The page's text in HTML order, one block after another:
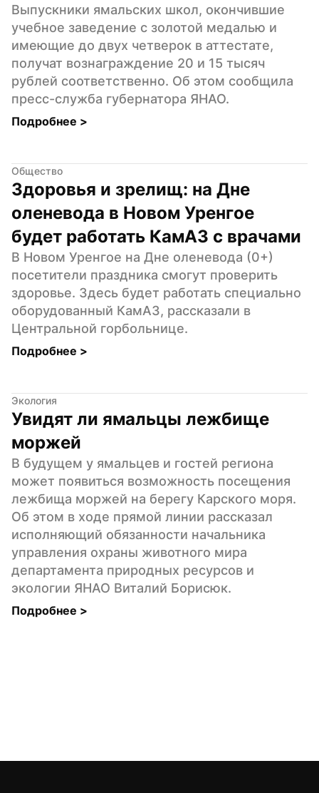
Выпускники ямальских школ, окончившие
учебное заведение с золотой медалью и
имеющие до двух четверок в аттестате,
получат вознаграждение 20 и 15 тысяч
рублей соответственно. Об этом сообщила
пресс-служба губернатора ЯНАО.
Подробнее >
Общество
Здоровья и зрелищ: на Дне
оленевода в Новом Уренгое
будет работать КамАЗ с врачами
В Новом Уренгое на Дне оленевода (0+)
посетители праздника смогут проверить
здоровье. Здесь будет работать специально
оборудованный КамАЗ, рассказали в
Центральной горбольнице.
Подробнее >
Экология
Увидят ли ямальцы лежбище
моржей
В будущем у ямальцев и гостей региона
может появиться возможность посещения
лежбища моржей на берегу Карского моря.
Об этом в ходе прямой линии рассказал
исполняющий обязанности начальника
управления охраны животного мира
департамента природных ресурсов и
экологии ЯНАО Виталий Борисюк.
Подробнее >